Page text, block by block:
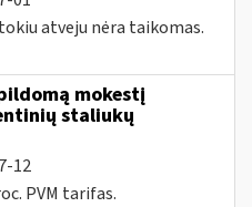
atveju nėra taikomas.
mokestį
staliukų
12
PVM tarifas.